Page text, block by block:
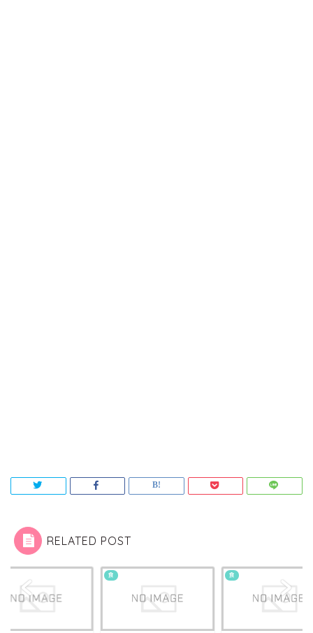
RELATED POST
食 食